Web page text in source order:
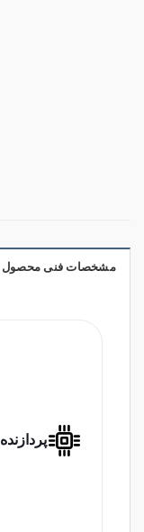
مشخصات فنی محصول
پردازنده